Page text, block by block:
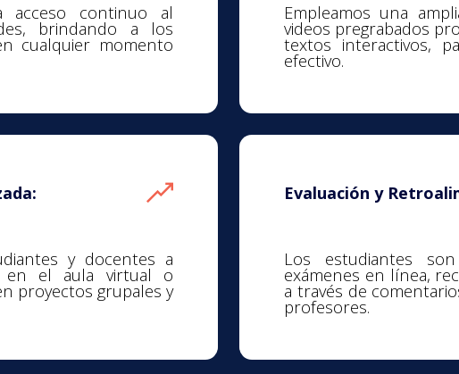
acceso continuo al
brindando a los
cualquier momento
Empleamos una
videos pregrabados
textos interactivos,
efectivo.
y docentes a
en el aula virtual o
proyectos grupales y
Evaluación y
Los estudiantes
exámenes en línea,
a través de
profesores.